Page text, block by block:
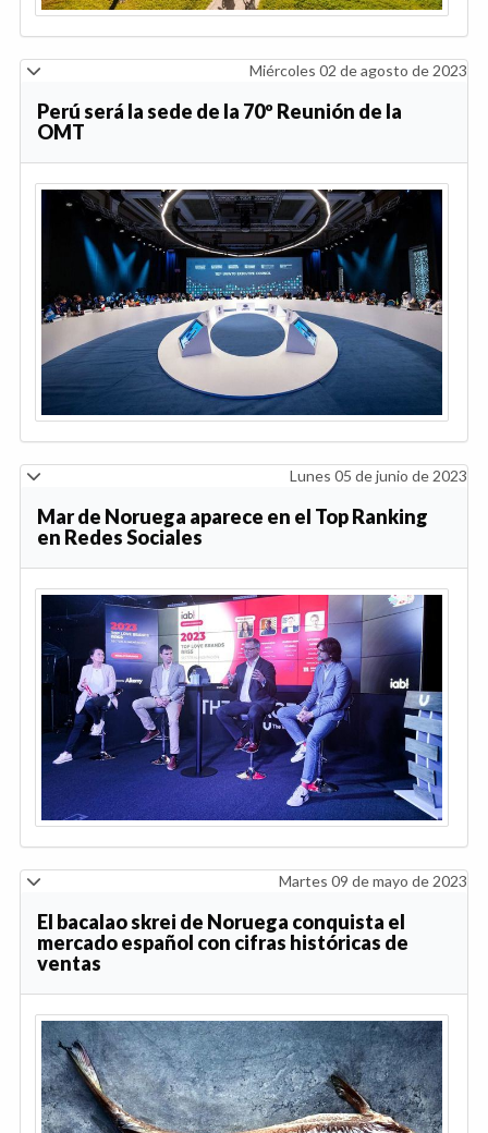
Miércoles 02 de agosto de 2023
Perú será la sede de la 70º Reunión de la
OMT
Lunes 05 de junio de 2023
Mar de Noruega aparece en el Top Ranking
en Redes Sociales
Martes 09 de mayo de 2023
El bacalao skrei de Noruega conquista el
mercado español con cifras históricas de
ventas